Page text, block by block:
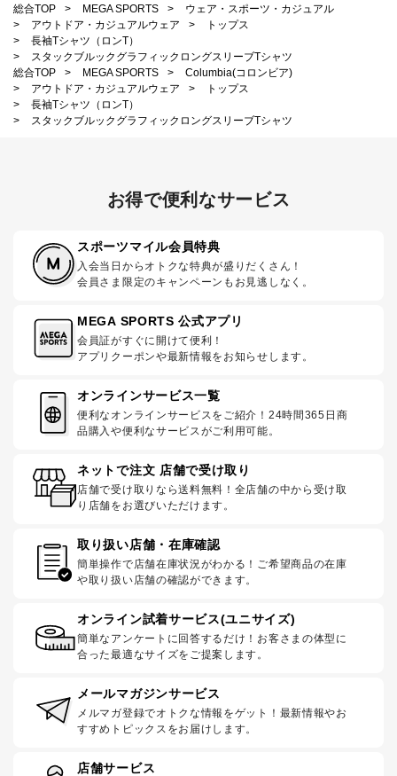
総合TOP
> MEGA SPORTS >
ウェア・スポーツ・カジュアル
>
アウトドア・カジュアルウェア >
トップス
>
長袖Tシャツ（ロンT）
>
スタックブルックグラフィックロングスリーブTシャツ
総合TOP
> MEGA SPORTS >
Columbia(コロンビア)
>
アウトドア・カジュアルウェア >
トップス
>
長袖Tシャツ（ロンT）
>
スタックブルックグラフィックロングスリーブTシャツ
お得で便利なサービス
スポーツマイル会員特典
入会当日からオトクな特典が盛りだくさん！
会員さま限定のキャンペーンもお見逃しなく。
MEGA SPORTS 公式アプリ
会員証がすぐに開けて便利！
アプリクーポンや最新情報をお知らせします。
オンラインサービス一覧
便利なオンラインサービスをご紹介！24時間365日商
品購入や便利なサービスがご利用可能。
ネットで注文 店舗で受け取り
店舗で受け取りなら送料無料！全店舗の中から受け取
り店舗をお選びいただけます。
取り扱い店舗・在庫確認
簡単操作で店舗在庫状況がわかる！ご希望商品の在庫
や取り扱い店舗の確認ができます。
オンライン試着サービス(ユニサイズ)
簡単なアンケートに回答するだけ！お客さまの体型に
合った最適なサイズをご提案します。
メールマガジンサービス
メルマガ登録でオトクな情報をゲット！最新情報やお
すすめトピックスをお届けします。
店舗サービス